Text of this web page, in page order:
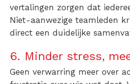
vertalingen zorgen dat
Niet-aanwezige teamleden
direct een duidelijke
6. Minder stress,
Geen verwarring meer over